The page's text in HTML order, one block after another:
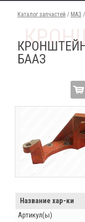
Каталог запчастей / МАЗ /
БААЗ
Название хар-ки
Артикул(ы)